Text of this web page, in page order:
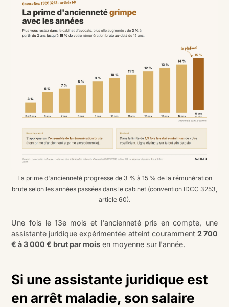
La prime d'ancienneté progresse de 3 % à 15 % de la rémunération
brute selon les années passées dans le cabinet (convention IDCC 3253,
article 60).
Une fois le 13e mois et l'ancienneté pris en compte, une
assistante juridique expérimentée atteint couramment 2 700
€ à 3 000 € brut par mois en moyenne sur l'année.
Si une assistante juridique est
en arrêt maladie, son salaire